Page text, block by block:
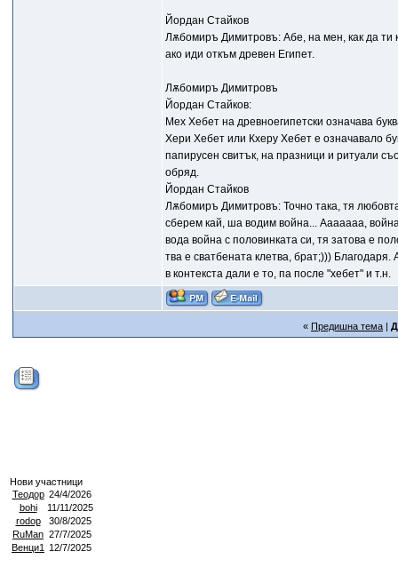
Йордан Стайков
Лѫбомиръ Димитровъ: Абе, на мен, как да ти
ако иди откъм древен Египет.
Лѫбомиръ Димитровъ
Йордан Стайков:
Мех Хебет на древноегипетски означава
Хери Хебет или Кхеру Хебет е означавало
папирусен свитък, на празници и ритуали
обряд.
Йордан Стайков
Лѫбомиръ Димитровъ: Точно така, тя
сберем кай, ша водим война... Ааааааа,
вода война с половинката си, тя затова е
тва е сватбената клетва, брат;)))
в контекста дали е то, па после "хебет" и т.н.
« Предишна тема|
Нови участници
Теодор 24/4/2026
bohi
11/11/2025
rodop
30/8/2025
RuMan 27/7/2025
Венци1
12/7/2025